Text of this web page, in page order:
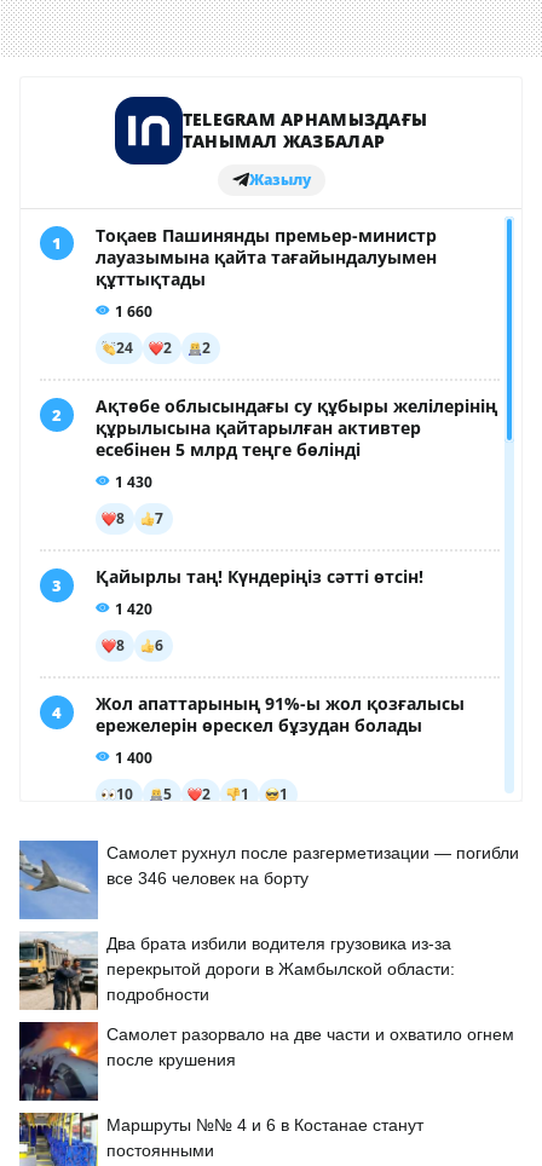
Самолет рухнул после разгерметизации — погибли
все 346 человек на борту
Два брата избили водителя грузовика из-за
перекрытой дороги в Жамбылской области:
подробности
Самолет разорвало на две части и охватило огнем
после крушения
Маршруты №№ 4 и 6 в Костанае станут
постоянными